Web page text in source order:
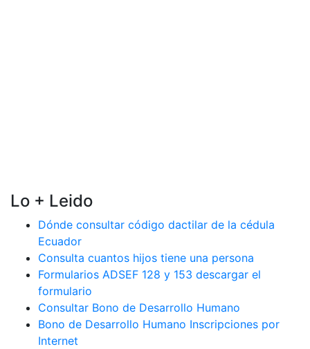
Lo + Leido
Dónde consultar código dactilar de la cédula
Ecuador
Consulta cuantos hijos tiene una persona
Formularios ADSEF 128 y 153 descargar el
formulario
Consultar Bono de Desarrollo Humano
Bono de Desarrollo Humano Inscripciones por
Internet